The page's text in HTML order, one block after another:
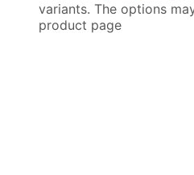
variants. The options
product page